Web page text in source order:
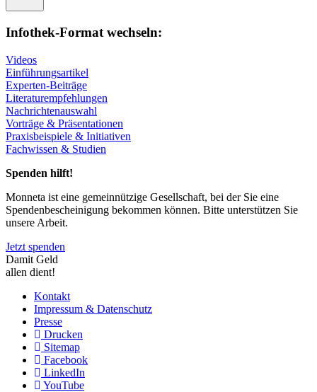
Infothek-Format wechseln:
Videos
Einführungsartikel
Experten-Beiträge
Literaturempfehlungen
Nachrichtenauswahl
Vorträge & Präsentationen
Praxisbeispiele & Initiativen
Fachwissen & Studien
Spenden hilft!
Monneta ist eine gemeinnützige Gesellschaft, bei der Sie eine
Spendenbescheinigung bekommen können. Bitte unterstützen Sie
unsere Arbeit.
Jetzt spenden
Damit Geld
allen dient!
Kontakt
Impressum & Datenschutz
Presse
Drucken
Sitemap
Facebook
LinkedIn
YouTube